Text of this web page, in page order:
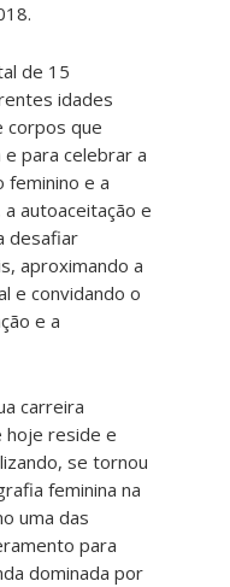
de 15
idades
corpos que
para celebrar a
feminino e a
autoaceitação e
desafiar
aproximando a
e convidando o
e a
carreira
hoje reside e
se tornou
feminina na
uma das
para
dominada por